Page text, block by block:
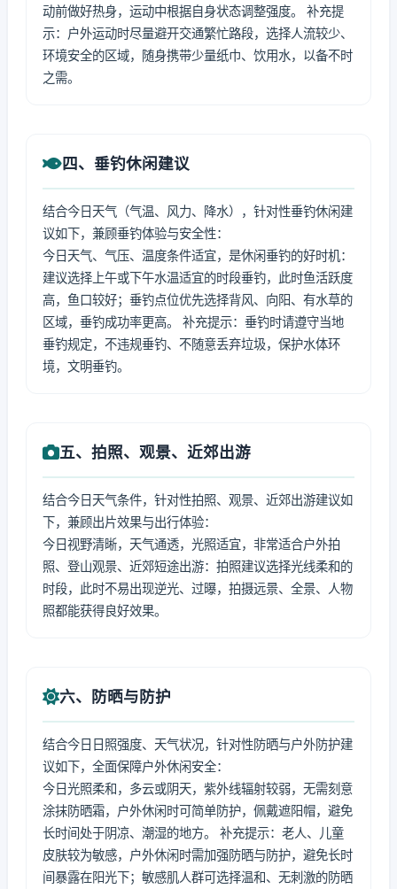
动前做好热身，运动中根据自身状态调整强度。 补充提
示：户外运动时尽量避开交通繁忙路段，选择人流较少、
环境安全的区域，随身携带少量纸巾、饮用水，以备不时
之需。
四、垂钓休闲建议
结合今日天气（气温、风力、降水），针对性垂钓休闲建
议如下，兼顾垂钓体验与安全性：
今日天气、气压、温度条件适宜，是休闲垂钓的好时机：
建议选择上午或下午水温适宜的时段垂钓，此时鱼活跃度
高，鱼口较好；垂钓点位优先选择背风、向阳、有水草的
区域，垂钓成功率更高。 补充提示：垂钓时请遵守当地
垂钓规定，不违规垂钓、不随意丢弃垃圾，保护水体环
境，文明垂钓。
五、拍照、观景、近郊出游
结合今日天气条件，针对性拍照、观景、近郊出游建议如
下，兼顾出片效果与出行体验：
今日视野清晰，天气通透，光照适宜，非常适合户外拍
照、登山观景、近郊短途出游：拍照建议选择光线柔和的
时段，此时不易出现逆光、过曝，拍摄远景、全景、人物
照都能获得良好效果。
六、防晒与防护
结合今日日照强度、天气状况，针对性防晒与户外防护建
议如下，全面保障户外休闲安全：
今日光照柔和，多云或阴天，紫外线辐射较弱，无需刻意
涂抹防晒霜，户外休闲时可简单防护，佩戴遮阳帽，避免
长时间处于阴凉、潮湿的地方。 补充提示：老人、儿童
皮肤较为敏感，户外休闲时需加强防晒与防护，避免长时
间暴露在阳光下；敏感肌人群可选择温和、无刺激的防晒